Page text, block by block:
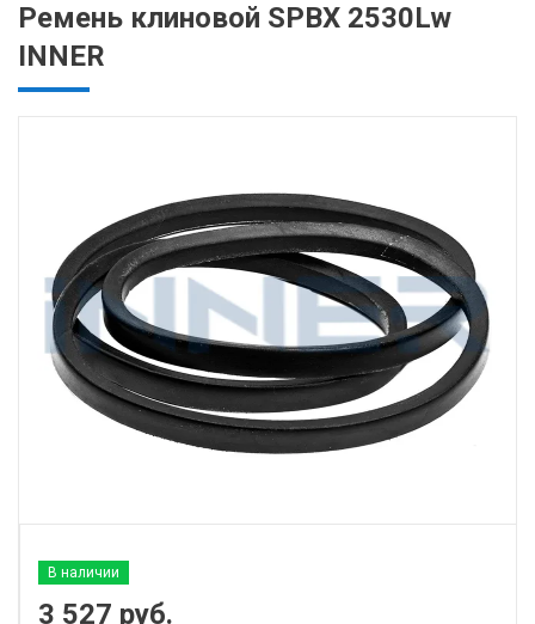
Ремень клиновой SPBX 2530Lw
INNER
В наличии
3 527 руб.